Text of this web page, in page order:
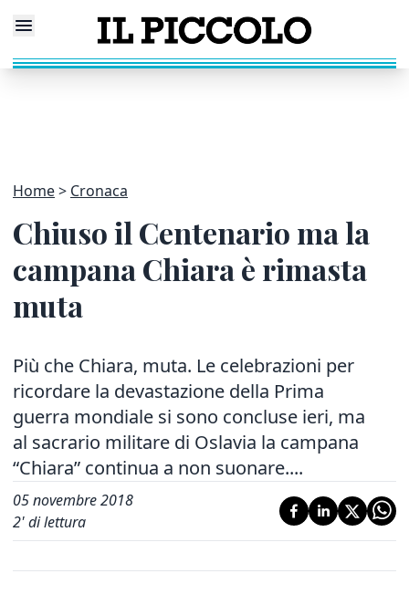
Home Cronaca
Chiuso il Centenario ma la
campana Chiara è rimasta
muta
Più che Chiara, muta. Le celebrazioni per
ricordare la devastazione della Prima
guerra mondiale si sono concluse ieri, ma
al sacrario militare di Oslavia la campana
“Chiara” continua a non suonare....
05 novembre 2018
2' di lettura